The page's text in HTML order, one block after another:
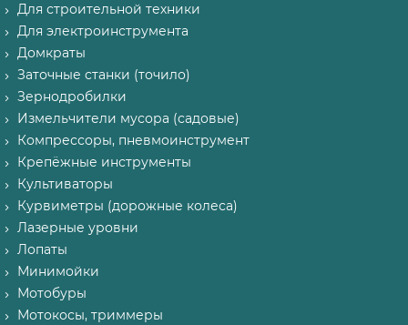
Для строительной техники
Для электроинструмента
Домкраты
Заточные станки (точило)
Зернодробилки
Измельчители мусора (садовые)
Компрессоры, пневмоинструмент
Крепёжные инструменты
Культиваторы
Курвиметры (дорожные колеса)
Лазерные уровни
Лопаты
Минимойки
Мотобуры
Мотокосы, триммеры